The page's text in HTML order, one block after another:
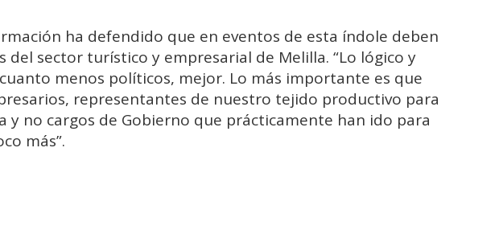
ha defendido que en eventos de esta índole deben
del sector turístico y empresarial de Melilla. “Lo lógico y
menos políticos, mejor. Lo más importante es que
representantes de nuestro tejido productivo para
y no cargos de Gobierno que prácticamente han ido para
más”.